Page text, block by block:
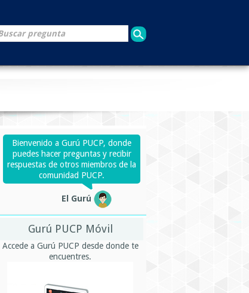
Bienvenido a Gurú PUCP, donde
puedes hacer preguntas y recibir
respuestas de otros miembros de la
comunidad PUCP.
El Gurú
Gurú PUCP Móvil
Accede a Gurú PUCP desde donde te
encuentres.